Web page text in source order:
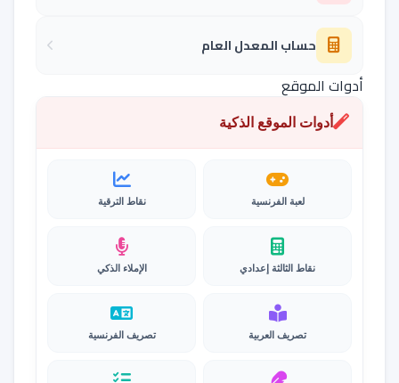
حساب المعدل العام
أدوات الموقع
أدوات الموقع الذكية
لعبة الفرنسية نقاط الترقية
نقاط الثالثة إعدادي الإملاء الذكي
تصريف العربية تصريف الفرنسية